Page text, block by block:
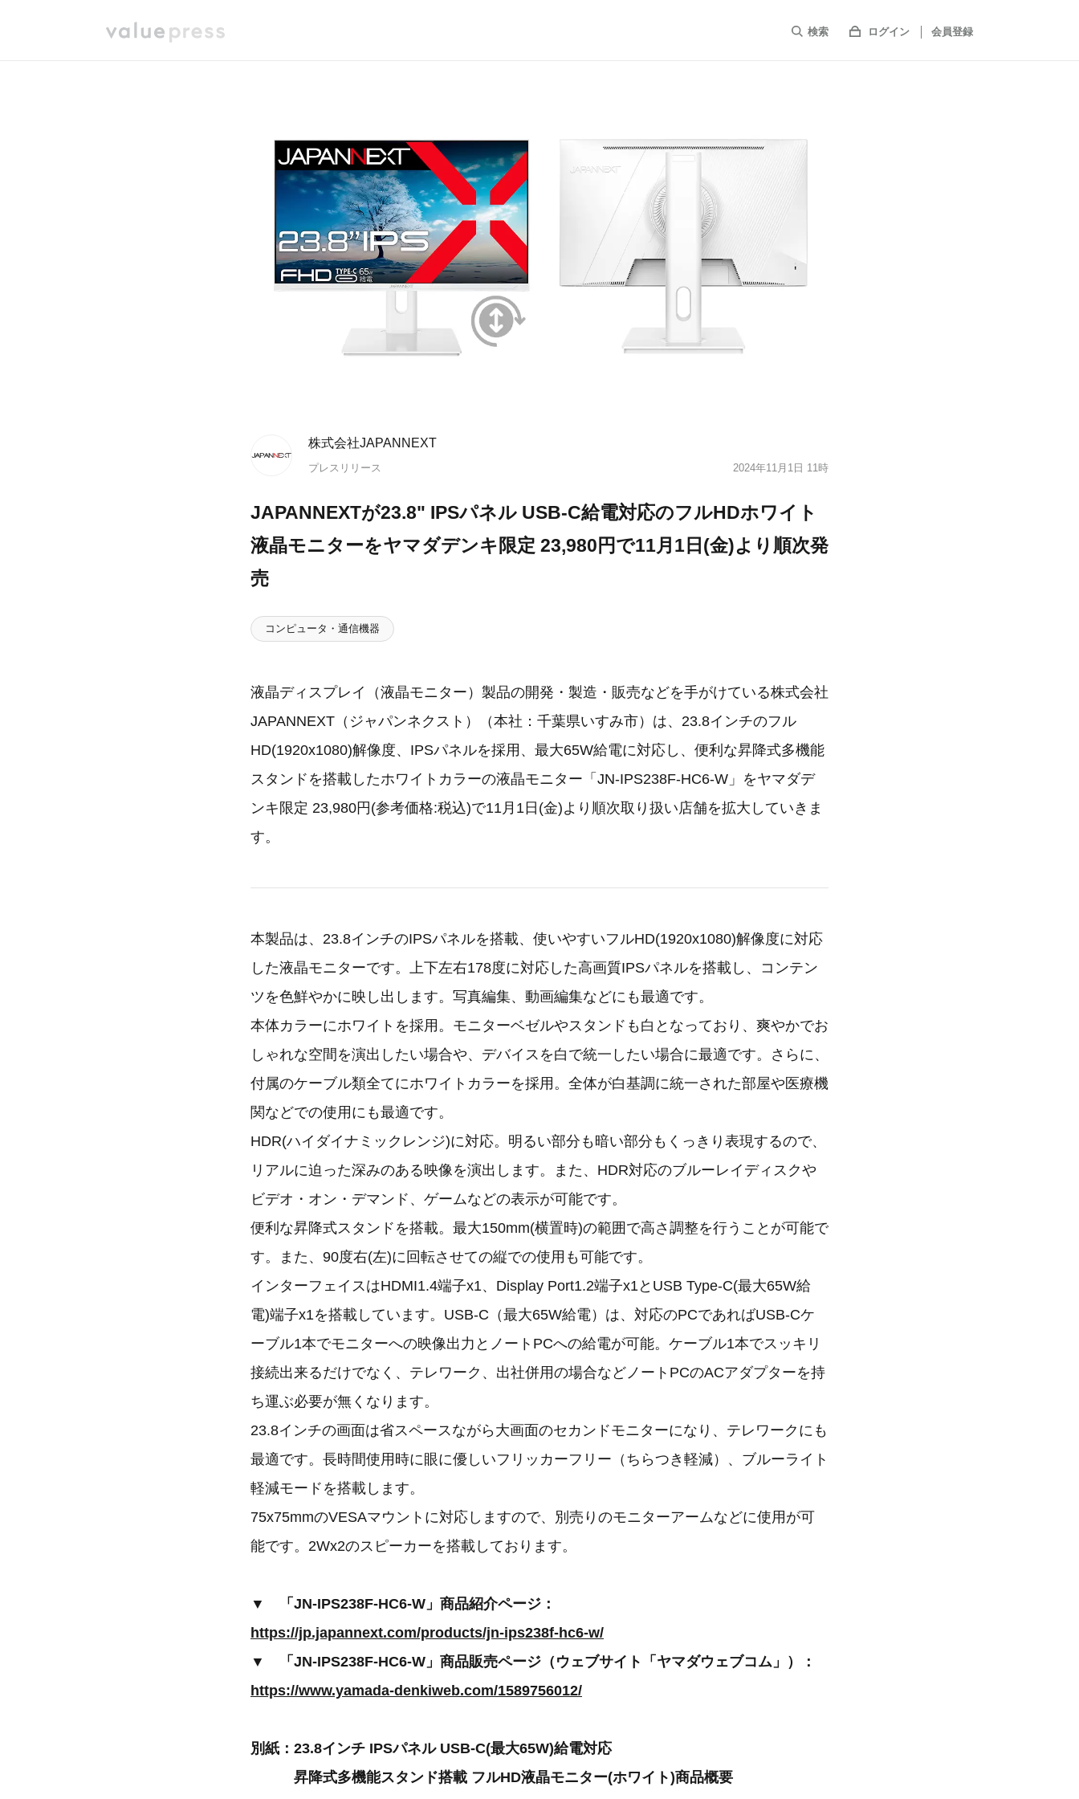
検索 ログイン 会員登録
株式会社JAPANNEXT
プレスリリース 2024年11月1日 11時
JAPANNEXTが23.8" IPSパネル USB-C給電対応のフルHDホワイト
液晶モニターをヤマダデンキ限定 23,980円で11月1日(金)より順次発
売
コンピュータ・通信機器
液晶ディスプレイ（液晶モニター）製品の開発・製造・販売などを手がけている株式会社
JAPANNEXT（ジャパンネクスト）（本社：千葉県いすみ市）は、23.8インチのフル
HD(1920x1080)解像度、IPSパネルを採用、最大65W給電に対応し、便利な昇降式多機能
スタンドを搭載したホワイトカラーの液晶モニター「JN-IPS238F-HC6-W」をヤマダデ
ンキ限定 23,980円(参考価格:税込)で11月1日(金)より順次取り扱い店舗を拡大していきま
す。
本製品は、23.8インチのIPSパネルを搭載、使いやすいフルHD(1920x1080)解像度に対応
した液晶モニターです。上下左右178度に対応した高画質IPSパネルを搭載し、コンテン
ツを色鮮やかに映し出します。写真編集、動画編集などにも最適です。
本体カラーにホワイトを採用。モニターベゼルやスタンドも白となっており、爽やかでお
しゃれな空間を演出したい場合や、デバイスを白で統一したい場合に最適です。さらに、
付属のケーブル類全てにホワイトカラーを採用。全体が白基調に統一された部屋や医療機
関などでの使用にも最適です。
HDR(ハイダイナミックレンジ)に対応。明るい部分も暗い部分もくっきり表現するので、
リアルに迫った深みのある映像を演出します。また、HDR対応のブルーレイディスクや
ビデオ・オン・デマンド、ゲームなどの表示が可能です。
便利な昇降式スタンドを搭載。最大150mm(横置時)の範囲で高さ調整を行うことが可能で
す。また、90度右(左)に回転させての縦での使用も可能です。
インターフェイスはHDMI1.4端子x1、Display Port1.2端子x1とUSB Type-C(最大65W給
電)端子x1を搭載しています。USB-C（最大65W給電）は、対応のPCであればUSB-Cケ
ーブル1本でモニターへの映像出力とノートPCへの給電が可能。ケーブル1本でスッキリ
接続出来るだけでなく、テレワーク、出社併用の場合などノートPCのACアダプターを持
ち運ぶ必要が無くなります。
23.8インチの画面は省スペースながら大画面のセカンドモニターになり、テレワークにも
最適です。長時間使用時に眼に優しいフリッカーフリー（ちらつき軽減）、ブルーライト
軽減モードを搭載します。
75x75mmのVESAマウントに対応しますので、別売りのモニターアームなどに使用が可
能です。2Wx2のスピーカーを搭載しております。
▼ 「JN-IPS238F-HC6-W」商品紹介ページ：
https://jp.japannext.com/products/jn-ips238f-hc6-w/
▼ 「JN-IPS238F-HC6-W」商品販売ページ（ウェブサイト「ヤマダウェブコム」）：
https://www.yamada-denkiweb.com/1589756012/
別紙：23.8インチ IPSパネル USB-C(最大65W)給電対応
昇降式多機能スタンド搭載 フルHD液晶モニター(ホワイト)商品概要